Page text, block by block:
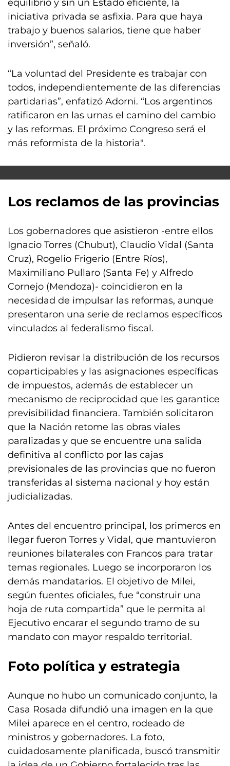
equilibrio y sin un Estado eficiente, la
iniciativa privada se asfixia. Para que haya
trabajo y buenos salarios, tiene que haber
inversión”, señaló.
“La voluntad del Presidente es trabajar con
todos, independientemente de las diferencias
partidarias”, enfatizó Adorni. “Los argentinos
ratificaron en las urnas el camino del cambio
y las reformas. El próximo Congreso será el
más reformista de la historia".
Los reclamos de las provincias
Los gobernadores que asistieron -entre ellos
Ignacio Torres (Chubut), Claudio Vidal (Santa
Cruz), Rogelio Frigerio (Entre Ríos),
Maximiliano Pullaro (Santa Fe) y Alfredo
Cornejo (Mendoza)- coincidieron en la
necesidad de impulsar las reformas, aunque
presentaron una serie de reclamos específicos
vinculados al federalismo fiscal.
Pidieron revisar la distribución de los recursos
coparticipables y las asignaciones específicas
de impuestos, además de establecer un
mecanismo de reciprocidad que les garantice
previsibilidad financiera. También solicitaron
que la Nación retome las obras viales
paralizadas y que se encuentre una salida
definitiva al conflicto por las cajas
previsionales de las provincias que no fueron
transferidas al sistema nacional y hoy están
judicializadas.
Antes del encuentro principal, los primeros en
llegar fueron Torres y Vidal, que mantuvieron
reuniones bilaterales con Francos para tratar
temas regionales. Luego se incorporaron los
demás mandatarios. El objetivo de Milei,
según fuentes oficiales, fue “construir una
hoja de ruta compartida” que le permita al
Ejecutivo encarar el segundo tramo de su
mandato con mayor respaldo territorial.
Foto política y estrategia
Aunque no hubo un comunicado conjunto, la
Casa Rosada difundió una imagen en la que
Milei aparece en el centro, rodeado de
ministros y gobernadores. La foto,
cuidadosamente planificada, buscó transmitir